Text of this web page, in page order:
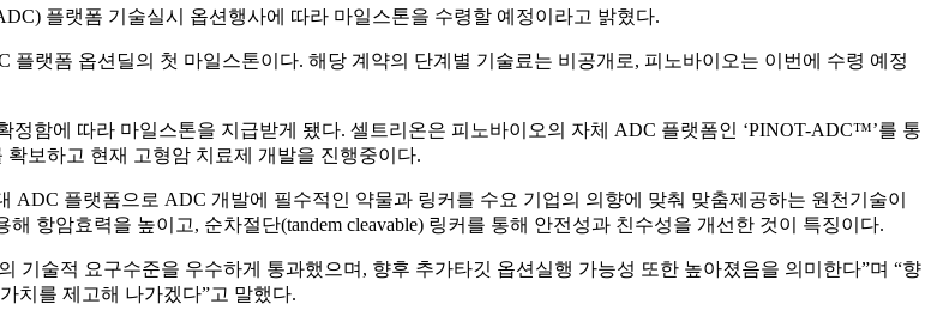
플랫폼 기술실시 옵션행사에 따라 마일스톤을 수령할 예정이라고 밝혔다.
플랫폼 옵션딜의 첫 마일스톤이다. 해당 계약의 단계별 기술료는 비공개로, 피노바이오는 이번에 수령 예정
함에 따라 마일스톤을 지급받게 됐다. 셀트리온은 피노바이오의 자체 ADC 플랫폼인 ‘PINOT-ADC™’를 통
보하고 현재 고형암 치료제 개발을 진행중이다.
플랫폼으로 ADC 개발에 필수적인 약물과 링커를 수요 기업의 의향에 맞춰 맞춤제공하는 원천기술이
항암효력을 높이고, 순차절단(tandem cleavable) 링커를 통해 안전성과 친수성을 개선한 것이 특징이다.
기술적 요구수준을 우수하게 통과했으며, 향후 추가타깃 옵션실행 가능성 또한 높아졌음을 의미한다”며 “향
치를 제고해 나가겠다”고 말했다.